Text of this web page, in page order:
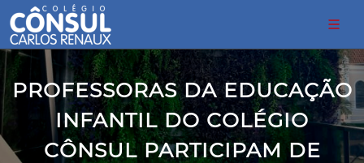
PROFESSORAS DA EDUCAÇÃO
INFANTIL DO COLÉGIO
CÔNSUL PARTICIPAM DE